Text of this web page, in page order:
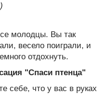
молодцы. Вы так
весело поиграли, и
отдохнуть.
"Спаси птенца"
себе, что у вас в руках